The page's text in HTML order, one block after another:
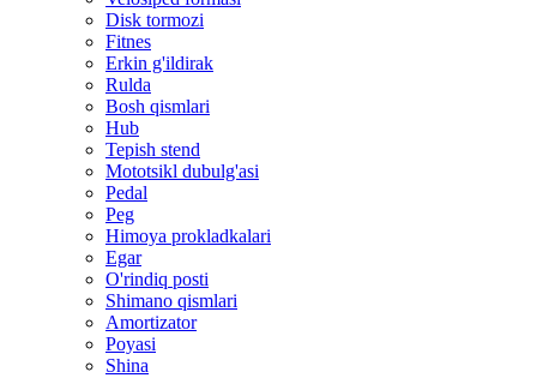
Disk tormozi
Fitnes
Erkin g'ildirak
Rulda
Bosh qismlari
Hub
Tepish stend
Mototsikl dubulg'asi
Pedal
Peg
Himoya prokladkalari
Egar
O'rindiq posti
Shimano qismlari
Amortizator
Poyasi
Shina